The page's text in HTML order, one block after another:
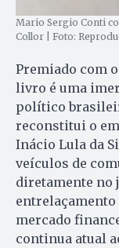
Mario Sergio Conti
Collor | Foto:
Premiado com
livro é uma
político
reconstitui o
Inácio Lula da
veículos de
diretamente no
mercado
continua atual